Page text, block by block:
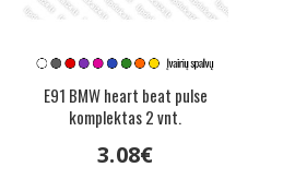
E91 BMW heart beat pulse
komplektas 2 vnt.
3.08€